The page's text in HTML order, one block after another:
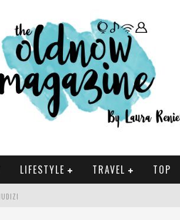
LIFESTYLE TRAVEL TOP